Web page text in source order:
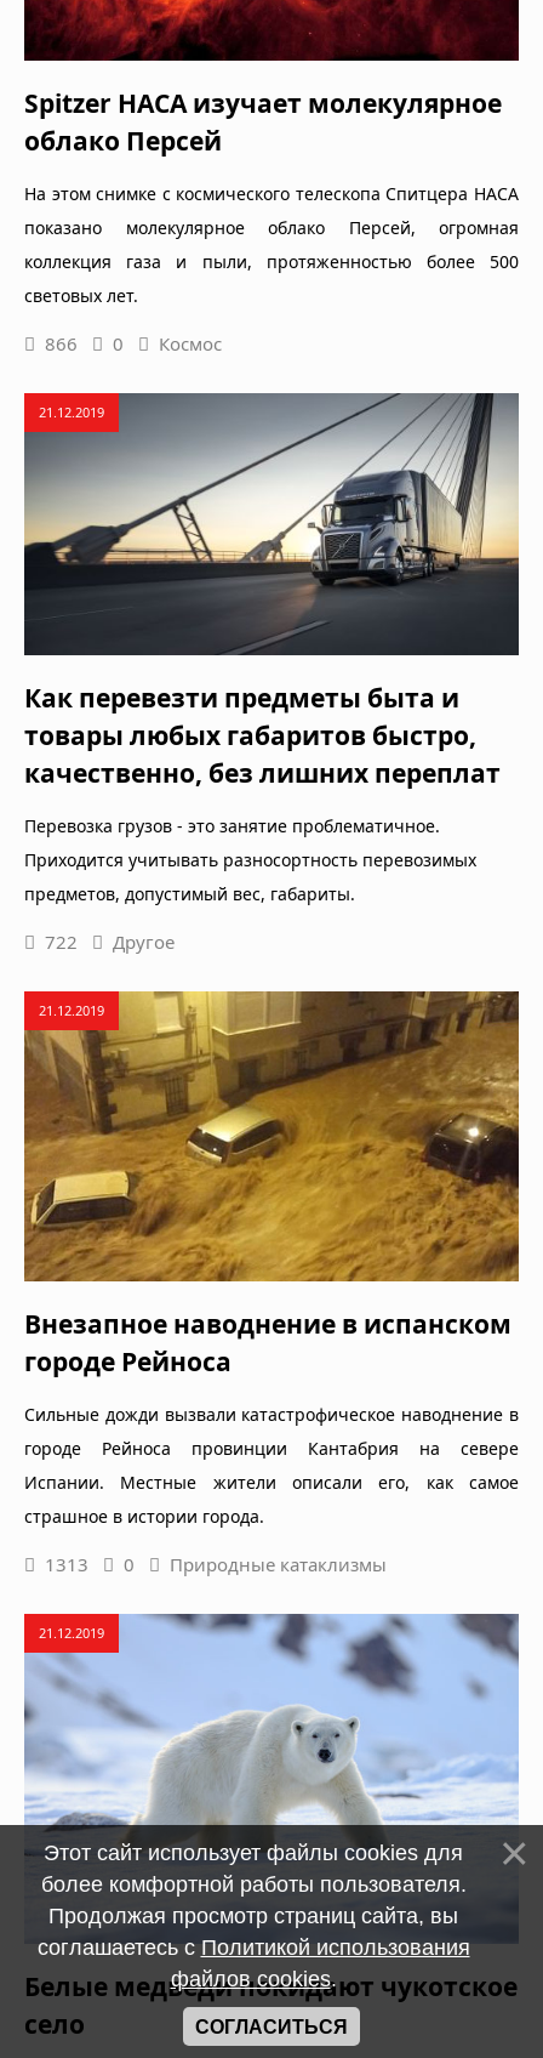
Spitzer НАСА изучает молекулярное
облако Персей
На этом снимке с космического телескопа Спитцера НАСА
показано молекулярное облако Персей, огромная
коллекция газа и пыли, протяженностью более 500
световых лет.
866 0 Космос
21.12.2019
Как перевезти предметы быта и
товары любых габаритов быстро,
качественно, без лишних переплат
Перевозка грузов - это занятие проблематичное.
Приходится учитывать разносортность перевозимых
предметов, допустимый вес, габариты.
722 Другое
21.12.2019
Внезапное наводнение в испанском
городе Рейноса
Сильные дожди вызвали катастрофическое наводнение в
городе Рейноса провинции Кантабрия на севере
Испании. Местные жители описали его, как самое
страшное в истории города.
1313 0 Природные катаклизмы
21.12.2019
Белые медведи покидают чукотское
село
Этот сайт использует файлы cookies для
более комфортной работы пользователя.
Продолжая просмотр страниц сайта, вы
соглашаетесь с Политикой использования
файлов cookies.
СОГЛАСИТЬСЯ